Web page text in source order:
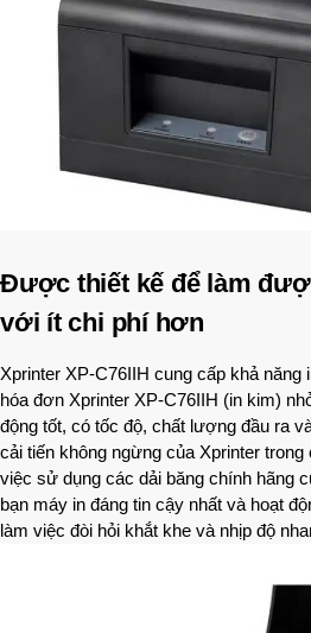
Được thiết kế để làm
với ít chi phí hơn
Xprinter XP-C76IIH cung cấp khả năng
hóa đơn Xprinter XP-C76IIH (in kim)
động tốt, có tốc độ, chất lượng đầu ra
cải tiến không ngừng của Xprinter
việc sử dụng các dải băng chính hãng
bạn máy in đáng tin cậy nhất và hoạt
làm việc đòi hỏi khắt khe và nhịp độ